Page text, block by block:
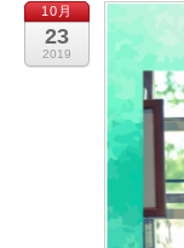
10月
23
2019